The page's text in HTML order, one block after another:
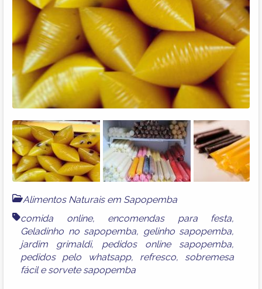
Next
Alimentos Naturais em Sapopemba
comida online, encomendas para festa,
Geladinho no sapopemba, gelinho sapopemba,
jardim grimaldi, pedidos online sapopemba,
pedidos pelo whatsapp, refresco, sobremesa
fácile sorvete sapopemba